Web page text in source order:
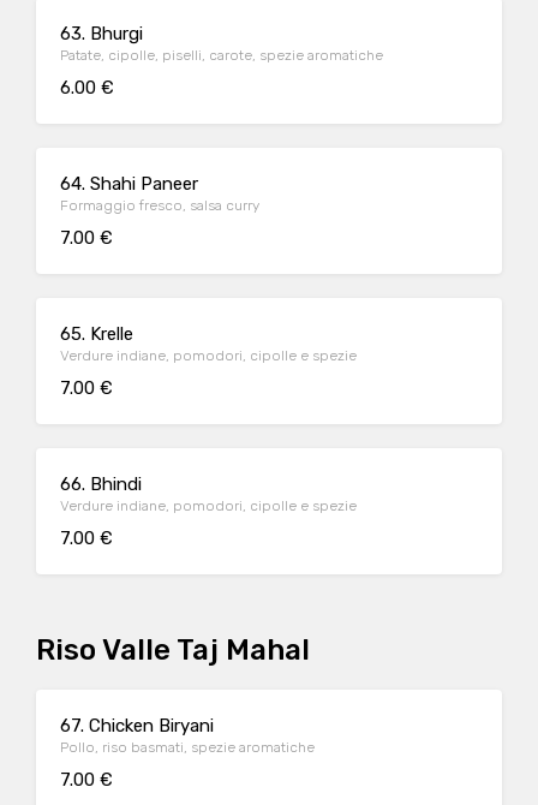
63. Bhurgi
Patate, cipolle, piselli, carote, spezie aromatiche
6.00 €
64. Shahi Paneer
Formaggio fresco, salsa curry
7.00 €
65. Krelle
Verdure indiane, pomodori, cipolle e spezie
7.00 €
66. Bhindi
Verdure indiane, pomodori, cipolle e spezie
7.00 €
Riso Valle Taj Mahal
67. Chicken Biryani
Pollo, riso basmati, spezie aromatiche
7.00 €